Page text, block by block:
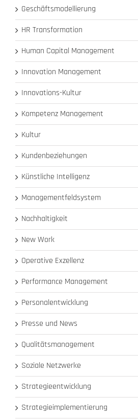
Geschäftsmodellierung
HR Transformation
Human Capital Management
Innovation Management
Innovations-Kultur
Kompetenz Management
Kultur
Kundenbeziehungen
Künstliche Intelligenz
Managementfeldsystem
Nachhaltigkeit
New Work
Operative Exzellenz
Performance Management
Personalentwicklung
Presse und News
Qualitätsmanagement
Soziale Netzwerke
Strategieentwicklung
Strategieimplementierung